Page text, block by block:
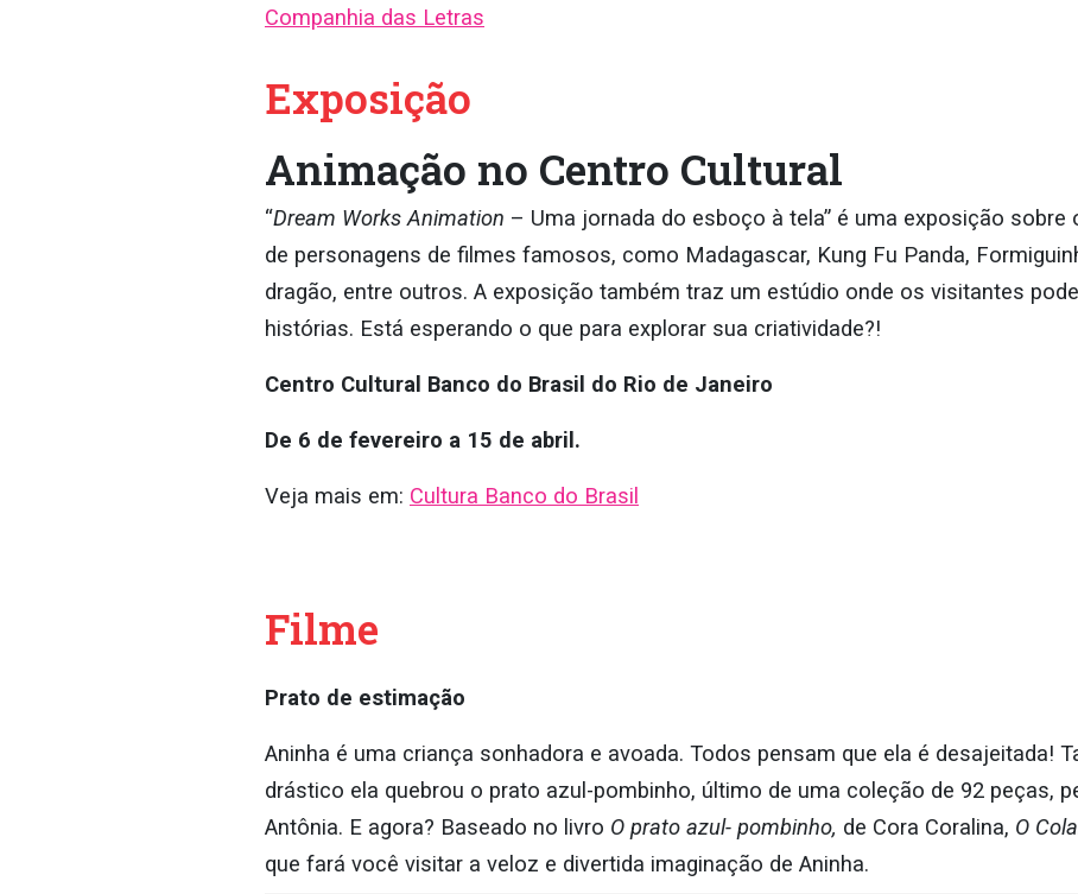
Companhia das Letras
Exposição
Animação no Centro Cultural
“Dream Works Animation – Uma jornada do esboço à tela” é uma exposição
de personagens de filmes famosos, como Madagascar, Kung Fu Panda,
dragão, entre outros. A exposição também traz um estúdio onde os visitantes
histórias. Está esperando o que para explorar sua criatividade?!
Centro Cultural Banco do Brasil do Rio de Janeiro
De 6 de fevereiro a 15 de abril.
Veja mais em: Cultura Banco do Brasil
Filme
Prato de estimação
Aninha é uma criança sonhadora e avoada. Todos pensam que ela é desajeitada!
drástico ela quebrou o prato azul-pombinho, último de uma coleção de 92 peças,
Antônia. E agora? Baseado no livro O prato azul- pombinho, de Cora Coralina, O
que fará você visitar a veloz e divertida imaginação de Aninha.